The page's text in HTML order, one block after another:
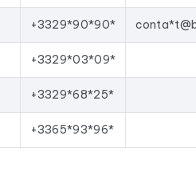
+3329*90*90*
+3329*03*09*
+3329*68*25*
+3365*93*96*